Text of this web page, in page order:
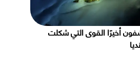
أخيرًا القوى التي شكلت